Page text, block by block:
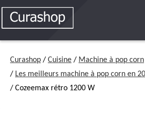
Curashop / Cuisine / Machine à pop corn
/ Les meilleurs machine à pop corn en
/ Cozeemax rétro 1200 W